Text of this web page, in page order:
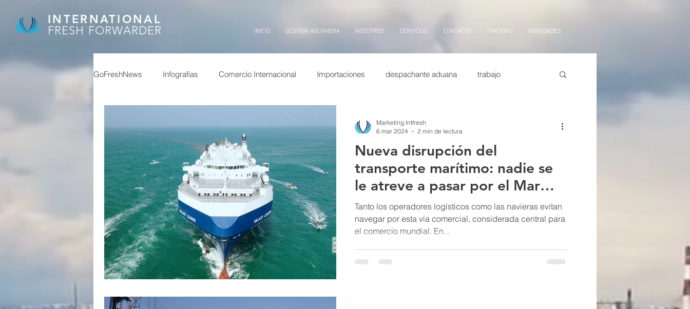
INTERNATIONAL
FRESH FORWARDER
INICIO GESTION ADUANERA NOSOTROS SERVICIOS CONTACTO TRACKING NOVEDADES
GoFreshNews Infografias Comercio Internacional Importaciones despachante aduana trabajo
afip granos feriados china dolar puerto billetes aduana, inteligencia artificial,
reservas superavit
Nueva disrupción del
transporte marítimo: nadie se
le atreve a pasar por el Mar
Rojo
Tanto los operadores logísticos como las navieras evitan
navegar por esta vía comercial, considerada central para
el comercio mundial. En...
Marketing Intfresh
6 mar 2024
2 min de lectura